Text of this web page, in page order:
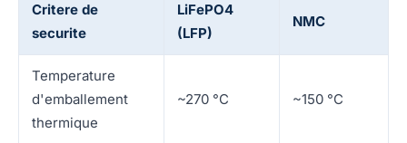
Critere de
securite
LiFePO4
(LFP)
NMC
Temperature
d'emballement
thermique
~270 °C ~150 °C